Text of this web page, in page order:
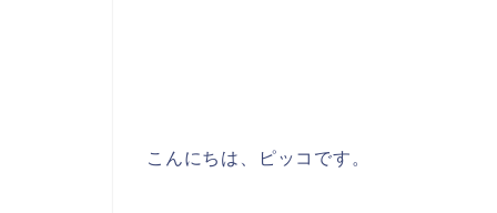
こんにちは、ピッコです。